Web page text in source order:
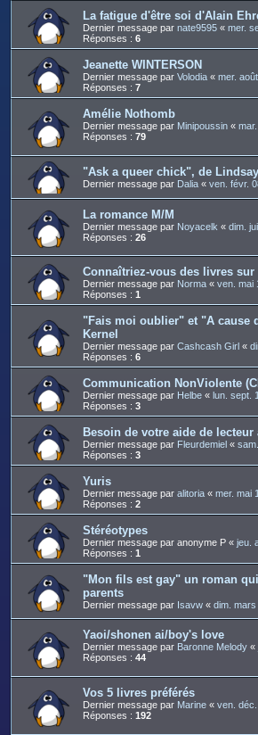
La fatigue d'être soi d'Alain
Dernier message par nate9595 « mer.
Réponses : 6
Jeanette WINTERSON
Dernier message par Volodia « mer.
Réponses : 7
Amélie Nothomb
Dernier message par Minipoussin «
Réponses : 79
"Ask a queer chick", de
Dernier message par Dalia « ven. févr.
La romance M/M
Dernier message par Noyacelk « dim.
Réponses : 26
Connaîtriez-vous des livres
Dernier message par Norma « ven. mai
Réponses : 1
"Fais moi oublier" et "A cause
Kernel
Dernier message par Cashcash Girl «
Réponses : 6
Communication NonViolente
Dernier message par Helbe « lun. sept.
Réponses : 3
Besoin de votre aide de lecteur
Dernier message par Fleurdemiel «
Réponses : 3
Yuris
Dernier message par alitoria « mer. mai
Réponses : 2
Stéréotypes
Dernier message par anonyme P « jeu.
Réponses : 1
"Mon fils est gay" un roman
parents
Dernier message par Isavw « dim.
Yaoi/shonen ai/boy's love
Dernier message par Baronne Melody «
Réponses : 44
Vos 5 livres préférés
Dernier message par Marine « ven.
Réponses : 192